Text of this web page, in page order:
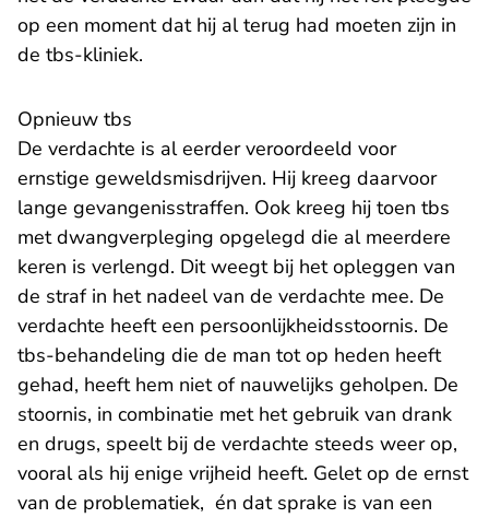
op een moment dat hij al terug had moeten zijn in
de tbs-kliniek.
Opnieuw tbs
De verdachte is al eerder veroordeeld voor
ernstige geweldsmisdrijven. Hij kreeg daarvoor
lange gevangenisstraffen. Ook kreeg hij toen tbs
met dwangverpleging opgelegd die al meerdere
keren is verlengd. Dit weegt bij het opleggen van
de straf in het nadeel van de verdachte mee. De
verdachte heeft een persoonlijkheidsstoornis. De
tbs-behandeling die de man tot op heden heeft
gehad, heeft hem niet of nauwelijks geholpen. De
stoornis, in combinatie met het gebruik van drank
en drugs, speelt bij de verdachte steeds weer op,
vooral als hij enige vrijheid heeft. Gelet op de ernst
van de problematiek, én dat sprake is van een